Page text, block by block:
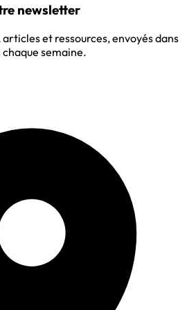
newsletter
et ressources, envoyés dans
semaine.